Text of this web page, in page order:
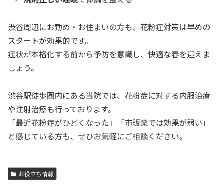
渋谷周辺にお勤め・お住まいの方も、花粉症対策は早めの
スタートが効果的です。
症状が本格化する前から予防を意識し、快適な春を迎えま
しょう。
渋谷駅徒歩圏内にある当院では、花粉症に対する内服治療
や注射治療も行っております。
「最近花粉症がひどくなった」「市販薬では効果が弱い」
と感じている方も、ぜひお気軽にご相談ください。
お役立ち情報